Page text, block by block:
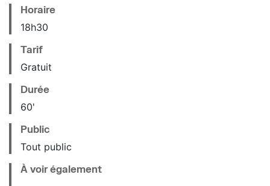
Horaire
18h30
Tarif
Gratuit
Durée
60'
Public
Tout public
À voir également